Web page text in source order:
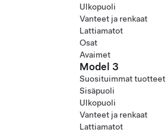
Ulkopuoli
Vanteet ja renkaat
Lattiamatot
Osat
Avaimet
Model 3
Suosituimmat tuotteet
Sisäpuoli
Ulkopuoli
Vanteet ja renkaat
Lattiamatot